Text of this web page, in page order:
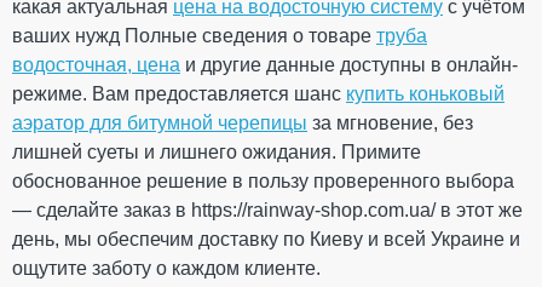
Кол-во
грн
-15% Скидка 21.01
грн
119.07 грн
КУПИТЬ
какая актуальная цена на водосточную систему с учётом
ваших нужд Полные сведения о товаре труба
водосточная, цена и другие данные доступны в онлайн-
режиме. Вам предоставляется шанс купить коньковый
аэратор для битумной черепицы за мгновение, без
лишней суеты и лишнего ожидания. Примите
обоснованное решение в пользу проверенного выбора
— сделайте заказ в https://rainway-shop.com.ua/ в этот же
день, мы обеспечим доставку по Киеву и всей Украине и
ощутите заботу о каждом клиенте.